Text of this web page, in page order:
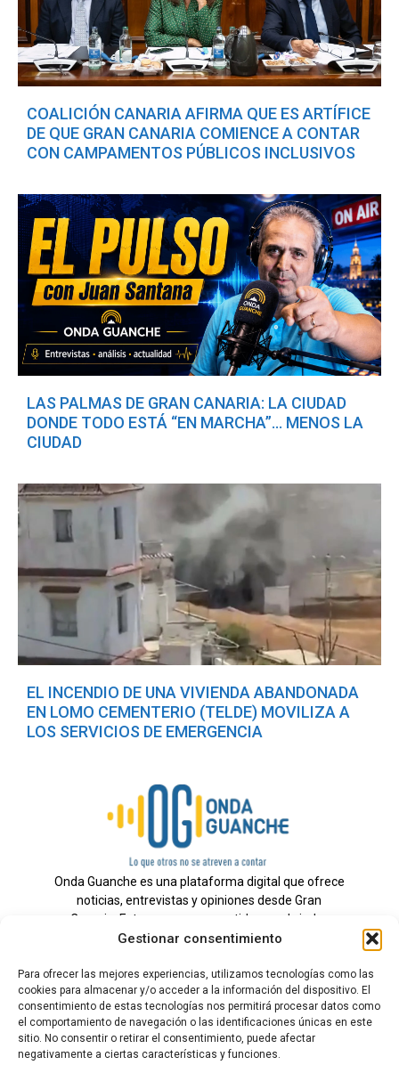
Gestionar consentimiento
Para ofrecer las mejores experiencias, utilizamos tecnologías como las
cookies para almacenar y/o acceder a la información del dispositivo. El
consentimiento de estas tecnologías nos permitirá procesar datos como
el comportamiento de navegación o las identificaciones únicas en este
sitio. No consentir o retirar el consentimiento, puede afectar
negativamente a ciertas características y funciones.
COALICIÓN CANARIA AFIRMA QUE ES ARTÍFICE
DE QUE GRAN CANARIA COMIENCE A CONTAR
CON CAMPAMENTOS PÚBLICOS INCLUSIVOS
LAS PALMAS DE GRAN CANARIA: LA CIUDAD
DONDE TODO ESTÁ “EN MARCHA”… MENOS LA
CIUDAD
EL INCENDIO DE UNA VIVIENDA ABANDONADA
EN LOMO CEMENTERIO (TELDE) MOVILIZA A
LOS SERVICIOS DE EMERGENCIA
Onda Guanche es una plataforma digital que ofrece
noticias, entrevistas y opiniones desde Gran
Canaria. Estamos comprometidos con brindar
información veraz y un periodismo independiente a
Todos los derechos reservados.
Radio